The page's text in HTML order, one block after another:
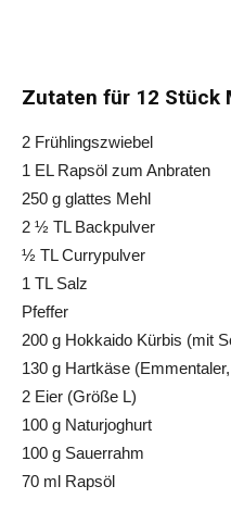
Zutaten für 12 Stück
2 Frühlingszwiebel
1 EL Rapsöl zum Anbraten
250 g glattes Mehl
2 ½ TL Backpulver
½ TL Currypulver
1 TL Salz
Pfeffer
200 g Hokkaido Kürbis (mit
130 g Hartkäse
2 Eier (Größe L)
100 g Naturjoghurt
100 g Sauerrahm
70 ml Rapsöl